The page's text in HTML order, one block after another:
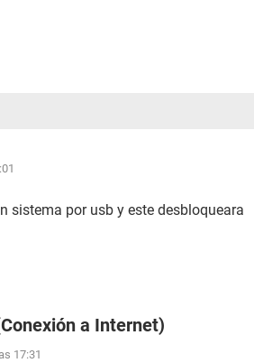
sistema por usb y este desbloqueara
a Internet)
17:31